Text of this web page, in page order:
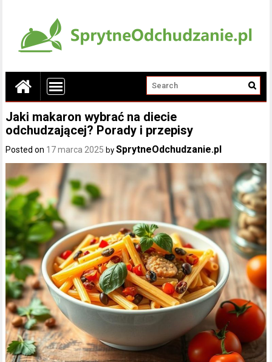
Jaki makaron wybrać na diecie
odchudzającej? Porady i przepisy
Posted on 17 marca 2025 bySprytneOdchudzanie.pl